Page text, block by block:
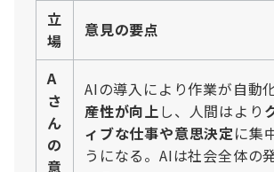
立
場
意見の要点
A
さ
ん
の
意
AIの導入により作業が自動
産性が向上 し、人間はより
ィブな仕事や意思決定に集
うになる。AIは社会全体の